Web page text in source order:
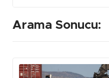
Arama Sonucu: